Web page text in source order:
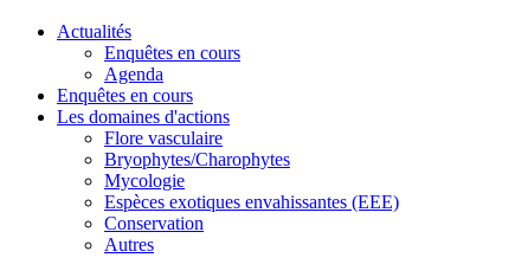
Actualités
Enquêtes en cours
Agenda
Enquêtes en cours
Les domaines d'actions
Flore vasculaire
Bryophytes/Charophytes
Mycologie
Espèces exotiques envahissantes (EEE)
Conservation
Autres